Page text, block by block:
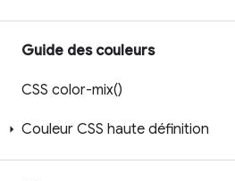
Guide des couleurs
CSS color-mix()
Couleur CSS haute définition